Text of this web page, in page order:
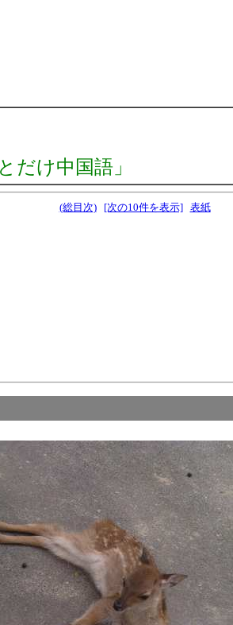
だけ中国語」
(総目次) [次の10件を表示] 表紙